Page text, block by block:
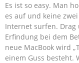
Es ist so easy. Man
es auf und keine
Internet surfen. Drag
Erfindung bei dem
neue MacBook wird
einem Guss besteht.